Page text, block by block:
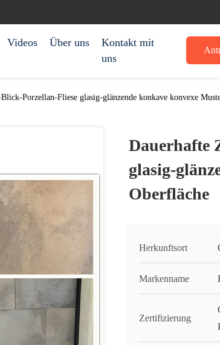
Videos Über uns
Kontakt mit
uns
Porzellan-Fliese glasig-glänzende konkave konvexe
Dauerhafte
glasig-
Oberfläche
Herkunftsort
Markenname
Zertifizierung